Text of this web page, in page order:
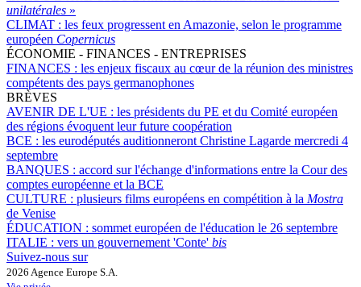
unilatérales »
CLIMAT : les feux progressent en Amazonie, selon le programme
européen Copernicus
ÉCONOMIE - FINANCES - ENTREPRISES
FINANCES : les enjeux fiscaux au cœur de la réunion des ministres
compétents des pays germanophones
BRÈVES
AVENIR DE L'UE : les présidents du PE et du Comité européen
des régions évoquent leur future coopération
BCE : les eurodéputés auditionneront Christine Lagarde mercredi 4
septembre
BANQUES : accord sur l'échange d'informations entre la Cour des
comptes européenne et la BCE
CULTURE : plusieurs films européens en compétition à la Mostra
de Venise
ÉDUCATION : sommet européen de l'éducation le 26 septembre
ITALIE : vers un gouvernement 'Conte' bis
Suivez-nous sur
2026 Agence Europe S.A.